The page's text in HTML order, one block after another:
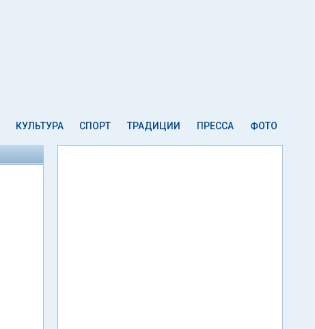
КУЛЬТУРА СПОРТ ТРАДИЦИИ ПРЕССА ФОТО